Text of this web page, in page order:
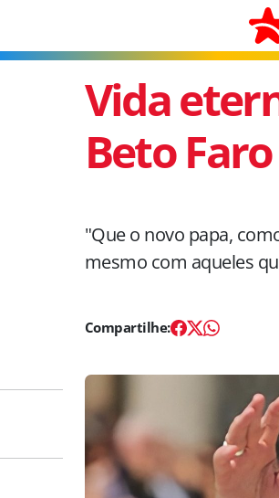
Vida
Beto Faro
"Que o novo papa,
mesmo com aqueles